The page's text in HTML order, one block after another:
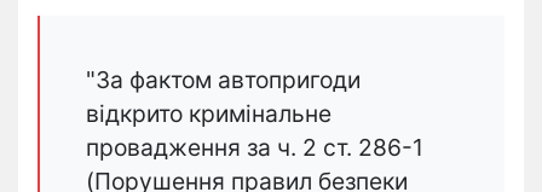
"За фактом автопригоди
відкрито кримінальне
провадження за ч. 2 ст. 286-1
(Порушення правил безпеки